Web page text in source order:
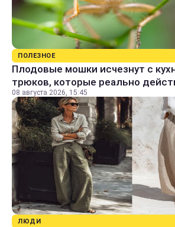
ПОЛЕЗНОЕ
Плодовые мошки исчезнут с
трюков, которые реально
08 августа 2026, 15:45
ЛЮДИ